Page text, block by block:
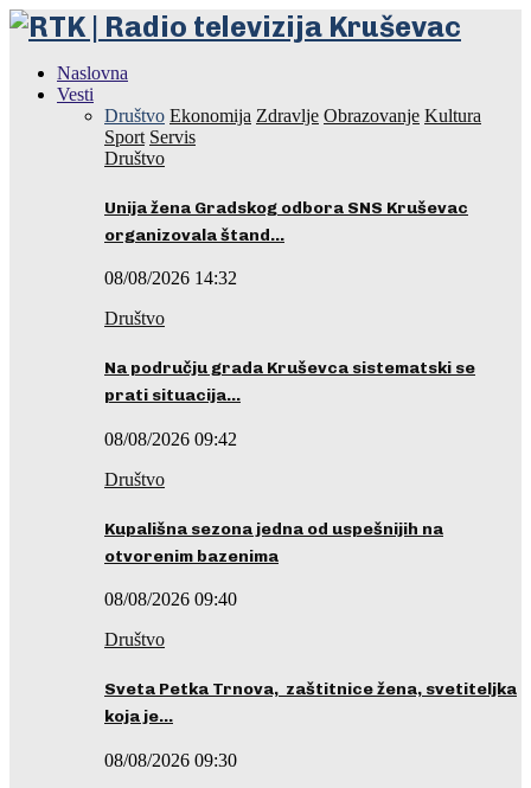
Naslovna
Vesti
Društvo Ekonomija Zdravlje Obrazovanje Kultura
Sport Servis
Društvo
Unija žena Gradskog odbora SNS Kruševac
organizovala štand…
08/08/2026 14:32
Društvo
Na području grada Kruševca sistematski se
prati situacija…
08/08/2026 09:42
Društvo
Kupališna sezona jedna od uspešnijih na
otvorenim bazenima
08/08/2026 09:40
Društvo
Sveta Petka Trnova, zaštitnice žena, svetiteljka
koja je…
08/08/2026 09:30